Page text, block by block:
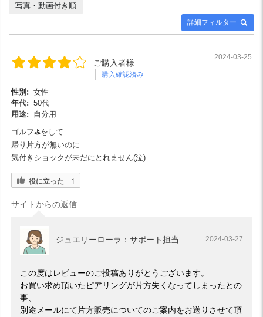
詳細フィルター
写真・動画付き順
ご購入者様
購入確認済み
2024-03-25
性別: 女性
年代: 50代
用途:
自分用
ゴルフ⛳をして
帰り片方が無いのに
気付きショックが未だにとれません(泣)
役に立った 1
サイトからの返信
ジュエリーローラ：サポート担当 2024-03-27
この度はレビューのご投稿ありがとうございます。
お買い求め頂いたピアリングが片方失くなってしまったとの
事、
別途メールにて片方販売についてのご案内をお送りさせて頂